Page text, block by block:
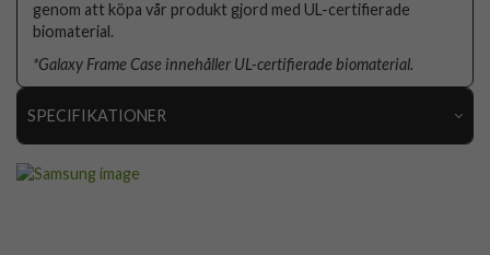
genom att köpa vår produkt gjord med UL-certifierade
biomaterial.
*Galaxy Frame Case innehåller UL-certifierade biomaterial.
SPECIFIKATIONER